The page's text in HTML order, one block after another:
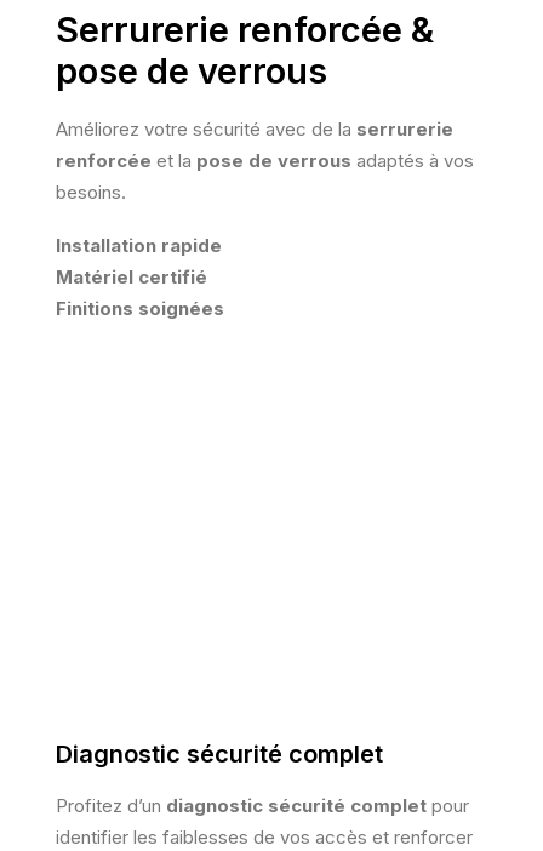
Serrurerie renforcée &
pose de verrous
Améliorez votre sécurité avec de la serrurerie
renforcée et la pose de verrous adaptés à vos
besoins.
Installation rapide
Matériel certifié
Finitions soignées
Diagnostic sécurité complet
Profitez d’un diagnostic sécurité complet pour
identifier les faiblesses de vos accès et renforcer